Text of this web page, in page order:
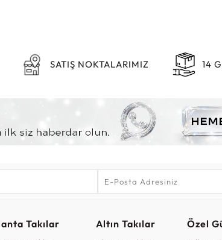
SATIŞ NOKTALARIMIZ 14
Takılar Altın Takılar Özel